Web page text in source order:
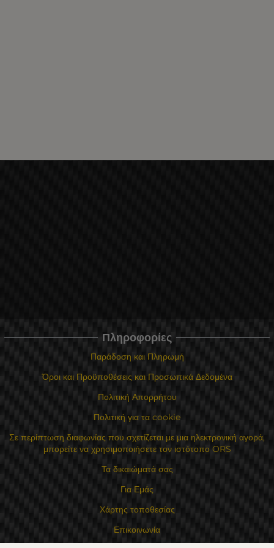
Πληροφορίες
Παράδοση και Πληρωμή
Όροι και Προϋποθέσεις και Προσωπικά Δεδομένα
Πολιτική Απορρήτου
Πολιτική για τα cookie
Σε περίπτωση διαφωνίας που σχετίζεται με μια ηλεκτρονική αγορά,
μπορείτε να χρησιμοποιήσετε τον ιστότοπο ORS
Τα δικαιώματά σας
Για Εμάς
Χάρτης τοποθεσίας
Επικοινωνία